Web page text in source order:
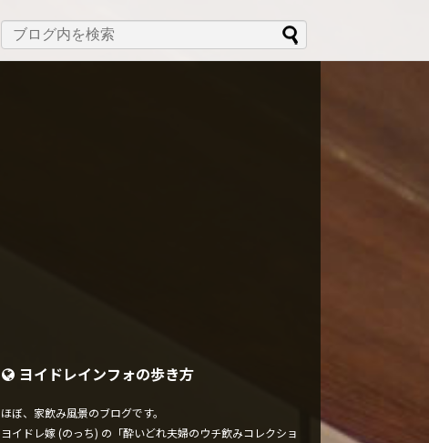
ヨイドレインフォの歩き方
ほぼ、家飲み風景のブログです。
ヨイドレ嫁 (のっち) の「酔いどれ夫婦のウチ飲みコレクショ